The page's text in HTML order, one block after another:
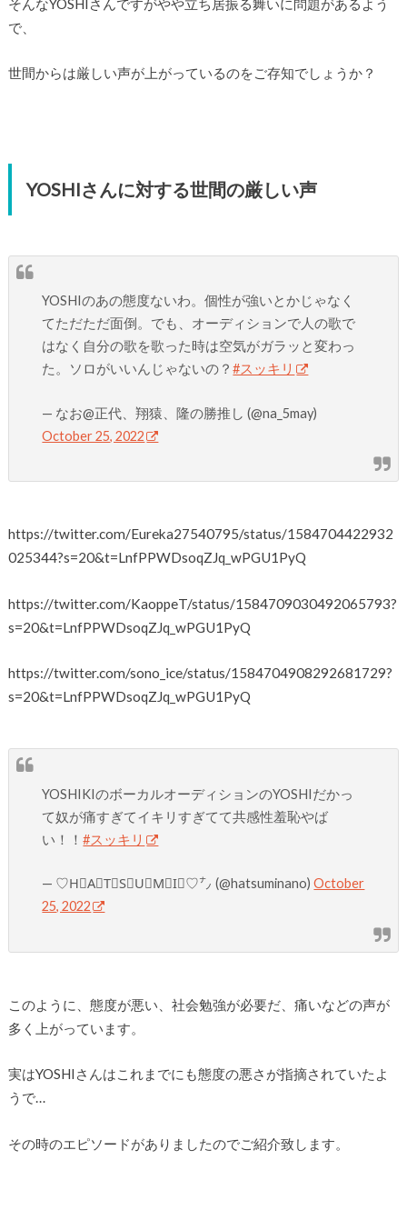
そんなYOSHIさんですがやや立ち居振る舞いに問題があるよう
で、
世間からは厳しい声が上がっているのをご存知でしょうか？
YOSHIさんに対する世間の厳しい声
YOSHIのあの態度ないわ。個性が強いとかじゃなく
てただただ面倒。でも、オーディションで人の歌で
はなく自分の歌を歌った時は空気がガラッと変わっ
た。ソロがいいんじゃないの？#スッキリ
— なお@正代、翔猿、隆の勝推し (@na_5may)
October 25, 2022
https://twitter.com/Eureka27540795/status/1584704422932
025344?s=20&t=LnfPPWDsoqZJq_wPGU1PyQ
https://twitter.com/KaoppeT/status/1584709030492065793?
s=20&t=LnfPPWDsoqZJq_wPGU1PyQ
https://twitter.com/sono_ice/status/1584704908292681729?
s=20&t=LnfPPWDsoqZJq_wPGU1PyQ
YOSHIKIのボーカルオーディションのYOSHIだかっ
て奴が痛すぎてイキリすぎてて共感性羞恥やば
い！！#スッキリ
— ♡H⃝A⃝T⃝S⃝U⃝M⃝I⃝♡㌨ (@hatsuminano)October
25, 2022
このように、態度が悪い、社会勉強が必要だ、痛いなどの声が
多く上がっています。
実はYOSHIさんはこれまでにも態度の悪さが指摘されていたよ
うで…
その時のエピソードがありましたのでご紹介致します。